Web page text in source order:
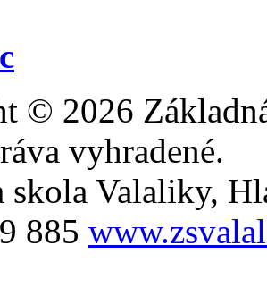
© 2026
vyhradené.
skola Valaliky,
885